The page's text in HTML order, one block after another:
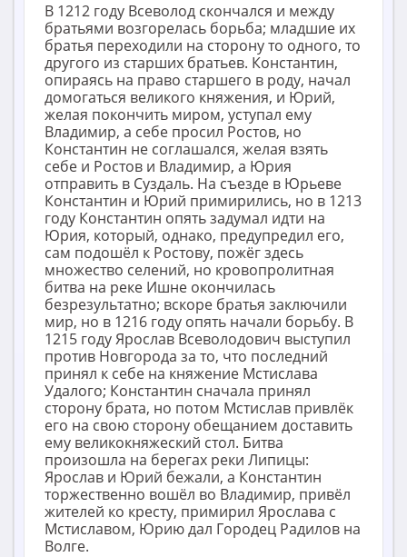
В 1212 году Всеволод скончался и между
братьями возгорелась борьба; младшие их
братья переходили на сторону то одного, то
другого из старших братьев. Константин,
опираясь на право старшего в роду, начал
домогаться великого княжения, и Юрий,
желая покончить миром, уступал ему
Владимир, а себе просил Ростов, но
Константин не соглашался, желая взять
себе и Ростов и Владимир, а Юрия
отправить в Суздаль. На съезде в Юрьеве
Константин и Юрий примирились, но в 1213
году Константин опять задумал идти на
Юрия, который, однако, предупредил его,
сам подошёл к Ростову, пожёг здесь
множество селений, но кровопролитная
битва на реке Ишне окончилась
безрезультатно; вскоре братья заключили
мир, но в 1216 году опять начали борьбу. В
1215 году Ярослав Всеволодович выступил
против Новгорода за то, что последний
принял к себе на княжение Мстислава
Удалого; Константин сначала принял
сторону брата, но потом Мстислав привлёк
его на свою сторону обещанием доставить
ему великокняжеский стол. Битва
произошла на берегах реки Липицы:
Ярослав и Юрий бежали, а Константин
торжественно вошёл во Владимир, привёл
жителей ко кресту, примирил Ярослава с
Мстиславом, Юрию дал Городец Радилов на
Волге.